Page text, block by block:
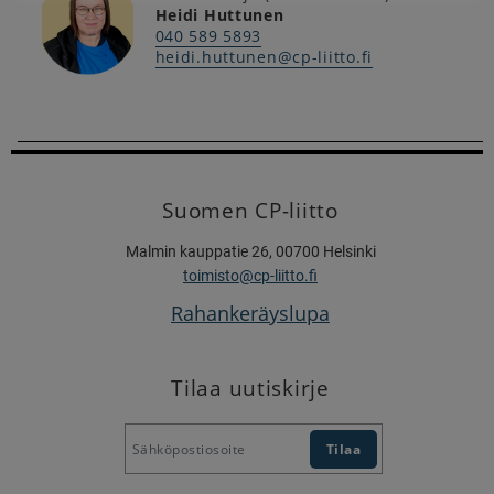
Heidi Huttunen
040 589 5893
heidi.huttunen@cp-liitto.fi
Suomen CP-liitto
Malmin kauppatie 26, 00700 Helsinki
toimisto@cp-liitto.fi
Rahankeräyslupa
Tilaa uutiskirje